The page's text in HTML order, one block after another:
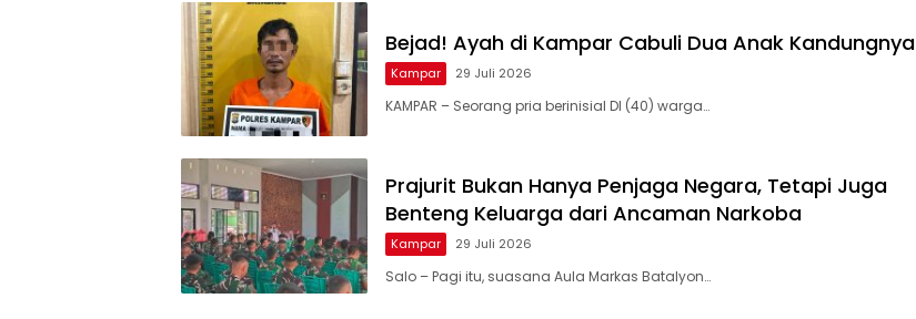
Bejad! Ayah di Kampar Cabuli Dua Anak Kandungnya
Kampar 29 Juli 2026
KAMPAR – Seorang pria berinisial DI (40) warga…
Prajurit Bukan Hanya Penjaga Negara, Tetapi Juga
Benteng Keluarga dari Ancaman Narkoba
Kampar 29 Juli 2026
Salo – Pagi itu, suasana Aula Markas Batalyon…